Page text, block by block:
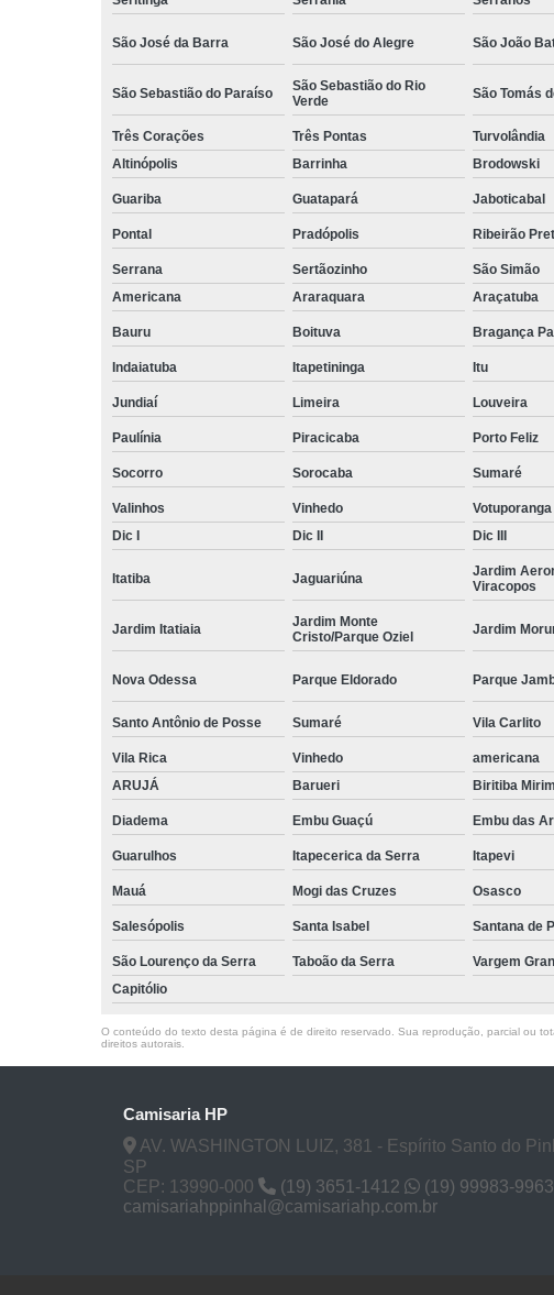
São José da Barra São José do Alegre São João
São Sebastião do Paraíso
São Sebastião do Rio
Verde
São Tomás
Três Corações Três Pontas Turvolândia
Altinópolis
Barrinha Brodowski
Guariba Guatapará Jaboticabal
Pontal Pradópolis Ribeirão
Serrana Sertãozinho São Simão
Americana
Araraquara Araçatuba
Bauru Boituva Bragança
Indaiatuba Itapetininga Itu
Jundiaí Limeira Louveira
Paulínia Piracicaba Porto Feliz
Socorro Sorocaba Sumaré
Valinhos Vinhedo
Votuporanga
Dic I
Dic II Dic III
Itatiba Jaguariúna
Jardim
Viracopos
Jardim Itatiaia
Jardim Monte
Cristo/Parque Oziel
Jardim
Nova Odessa Parque Eldorado Parque
Santo Antônio de Posse Sumaré Vila Carlito
Vila Rica Vinhedo
americana
ARUJÁ
Barueri Biritiba Mirim
Diadema Embu Guaçú Embu das
Guarulhos Itapecerica da Serra Itapevi
Mauá Mogi das Cruzes Osasco
Salesópolis Santa Isabel Santana de
São Lourenço da Serra Taboão da Serra
Vargem
Capitólio
O conteúdo do texto desta página é de direito reservado. Sua reprodução, parcial ou
direitos autorais
Camisaria HP
AV. WASHINGTON LUIZ, 381 - Espírito Santo do
SP
CEP: 13990-000
(19) 3651-1412
(19) 99983-9963
camisariahppinhal@camisariahp.com.br